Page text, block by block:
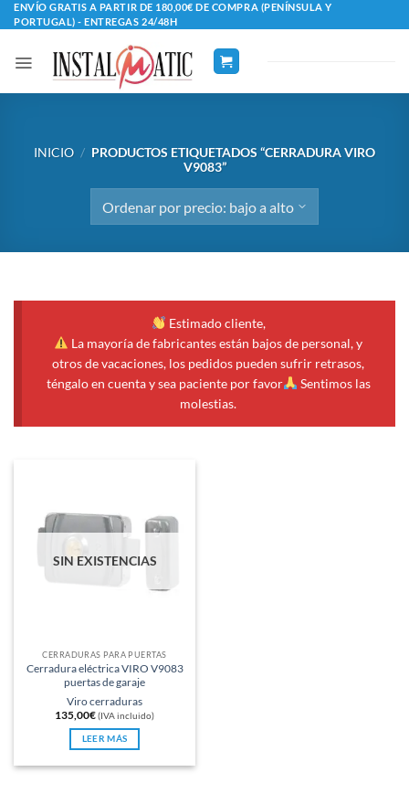
Saltar
al
contenido
ENVÍO GRATIS A PARTIR DE 180,00€ DE COMPRA (PENÍNSULA Y
PORTUGAL) - ENTREGAS 24/48H
INICIO / PRODUCTOS ETIQUETADOS “CERRADURA VIRO
V9083”
Estimado cliente,
La mayoría de fabricantes están bajos de personal, y
otros de vacaciones, los pedidos pueden sufrir retrasos,
téngalo en cuenta y sea paciente por favor
Sentimos las
molestias.
SIN EXISTENCIAS
CERRADURAS PARA PUERTAS
Cerradura eléctrica VIRO V9083
puertas de garaje
Viro cerraduras
135,00€(IVA incluido)
LEER MÁS